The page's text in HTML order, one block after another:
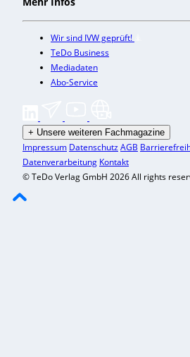
Wir sind IVW geprüft!
TeDo Business
Mediadaten
Abo-Service
+ Unsere weiteren Fachmagazine
Impressum DatenschutzAGB
Datenverarbeitung Kontakt
© TeDo Verlag GmbH 2026 All rights